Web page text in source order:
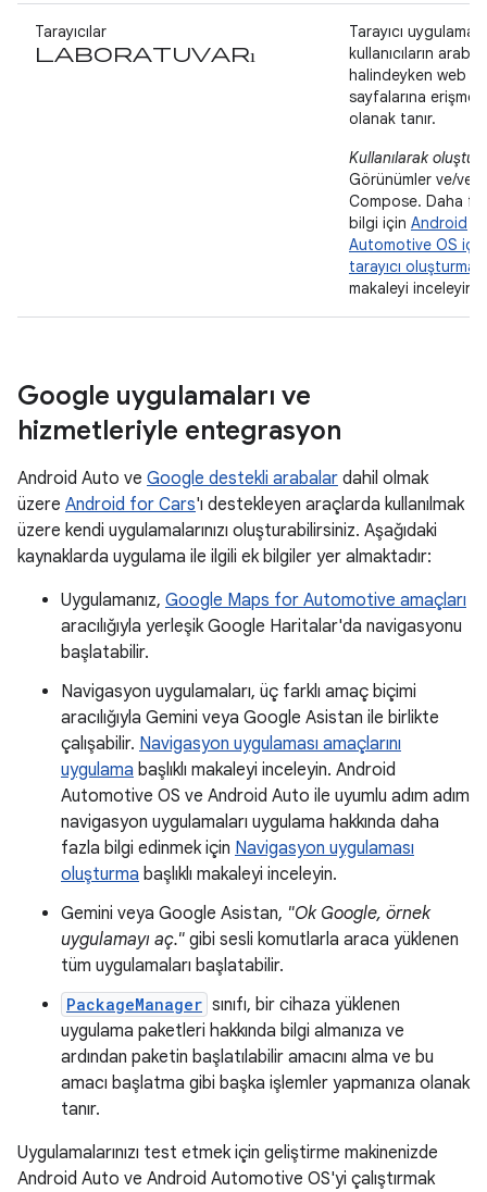
Tarayıcılar
laboratuvarı
Tarayıcı
kullanıcıların araba
halindeyken web
sayfalarına
olanak tanır.
Kullanılarak
Görünümler ve/
Compose. Daha
bilgi için Android
Automotive OS için
tarayıcı oluşturma
makaleyi inceleyin.
Google uygulamaları ve
hizmetleriyle entegrasyon
Android Auto ve Google destekli arabalar dahil olmak
üzere Android for Cars'ı destekleyen araçlarda kullanılmak
üzere kendi uygulamalarınızı oluşturabilirsiniz. Aşağıdaki
kaynaklarda uygulama ile ilgili ek bilgiler yer almaktadır:
Uygulamanız, Google Maps for Automotive amaçları
aracılığıyla yerleşik Google Haritalar'da navigasyonu
başlatabilir.
Navigasyon uygulamaları, üç farklı amaç biçimi
aracılığıyla Gemini veya Google Asistan ile birlikte
çalışabilir. Navigasyon uygulaması amaçlarını
uygulama başlıklı makaleyi inceleyin. Android
Automotive OS ve Android Auto ile uyumlu adım adım
navigasyon uygulamaları uygulama hakkında daha
fazla bilgi edinmek için Navigasyon uygulaması
oluşturma başlıklı makaleyi inceleyin.
Gemini veya Google Asistan, "Ok Google, örnek
uygulamayı aç." gibi sesli komutlarla araca yüklenen
tüm uygulamaları başlatabilir.
PackageManager sınıfı, bir cihaza yüklenen
uygulama paketleri hakkında bilgi almanıza ve
ardından paketin başlatılabilir amacını alma ve bu
amacı başlatma gibi başka işlemler yapmanıza olanak
tanır.
Uygulamalarınızı test etmek için geliştirme makinenizde
Android Auto ve Android Automotive OS'yi çalıştırmak